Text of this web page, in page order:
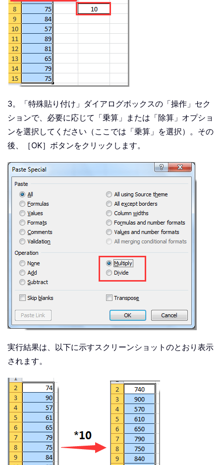
3。「特殊貼り付け」ダイアログボックスの「操作」セク
ションで、必要に応じて「乗算」または「除算」オプショ
ンを選択してください（ここでは「乗算」を選択）。その
後、［OK］ボタンをクリックします。
実行結果は、以下に示すスクリーンショットのとおり表示
されます。